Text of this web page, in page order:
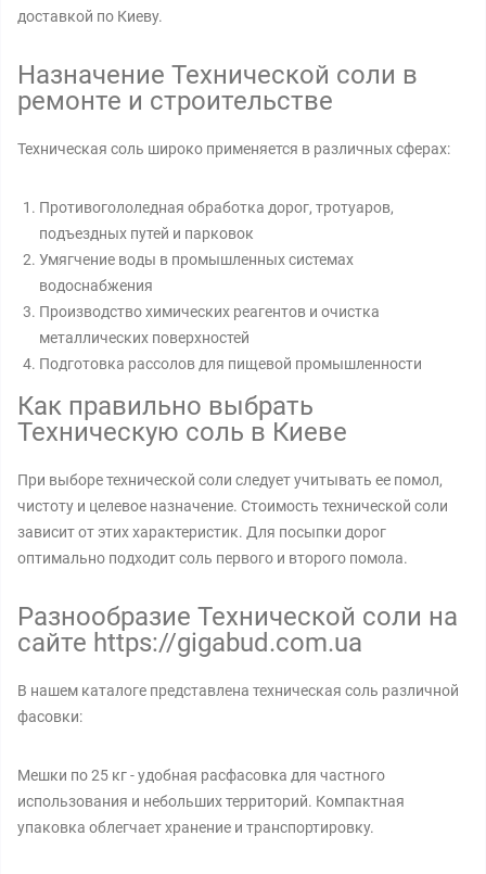
доставкой по Киеву.
Назначение Технической соли в
ремонте и строительстве
Техническая соль широко применяется в различных сферах:
Противогололедная обработка дорог, тротуаров,
подъездных путей и парковок
Умягчение воды в промышленных системах
водоснабжения
Производство химических реагентов и очистка
металлических поверхностей
Подготовка рассолов для пищевой промышленности
Как правильно выбрать
Техническую соль в Киеве
При выборе технической соли следует учитывать ее помол,
чистоту и целевое назначение. Стоимость технической соли
зависит от этих характеристик. Для посыпки дорог
оптимально подходит соль первого и второго помола.
Разнообразие Технической соли на
сайте https://gigabud.com.ua
В нашем каталоге представлена техническая соль различной
фасовки:
Мешки по 25 кг - удобная расфасовка для частного
использования и небольших территорий. Компактная
упаковка облегчает хранение и транспортировку.